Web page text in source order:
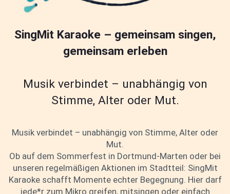
SingMit Karaoke – gemeinsam singen,
gemeinsam erleben
Musik verbindet – unabhängig von
Stimme, Alter oder Mut.
Musik verbindet – unabhängig von Stimme, Alter oder
Mut.
Ob auf dem Sommerfest in Dortmund-Marten oder bei
unseren regelmäßigen Aktionen im Stadtteil: SingMit
Karaoke schafft Momente echter Begegnung. Hier darf
jede*r zum Mikro greifen, mitsingen oder einfach